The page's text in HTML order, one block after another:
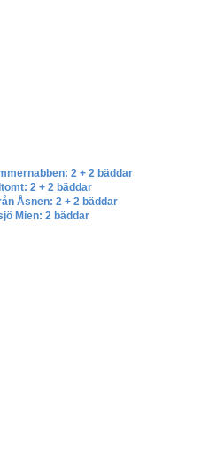
2 + 2 bäddar
2 + 2 bäddar
Åsnen: 2 + 2 bäddar
Mien: 2 bäddar